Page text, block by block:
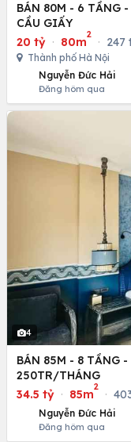
BÁN 80M - 6 TẦNG
CẦU GIẤY
20 tỷ · 80m
2
· 247
Thành phố Hà Nội
Nguyễn Đức Hải
Đăng hôm qua
4
BÁN 85M - 8 TẦNG
250TR/THÁNG
34.5 tỷ · 85m
2
·
Nguyễn Đức Hải
Đăng hôm qua